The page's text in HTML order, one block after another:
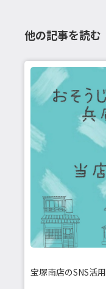
他の記事を読む
宝塚南店のSNS活